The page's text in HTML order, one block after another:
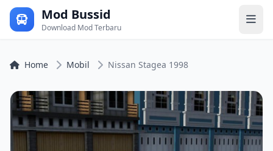
Mod Bussid
Download Mod Terbaru
Home Mobil Nissan Stagea 1998